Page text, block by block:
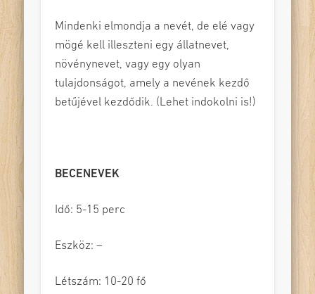
Mindenki elmondja a nevét, de elé vagy
mögé kell illeszteni egy állatnevet,
növénynevet, vagy egy olyan
tulajdonságot, amely a nevének kezdő
betűjével kezdődik. (Lehet indokolni is!)
BECENEVEK
Idő: 5-15 perc
Eszköz: –
Létszám: 10-20 fő